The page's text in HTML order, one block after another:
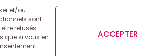
et/ou
sont
refusés.
que si vous en
ACCEPTER
et conditions générales d’utilisation